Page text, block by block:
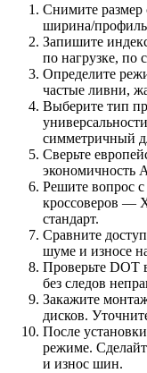
Снимите размер
ширина/
Запишите
по нагрузке, по
Определите
частые ливни,
Выберите тип
симметричный
Сверьте
экономичность
Решите вопрос
кроссоверов —
стандарт.
Сравните
шуме и износе
Проверьте DOT
без следов
Закажите
дисков.
После
режиме.
и износ шин.